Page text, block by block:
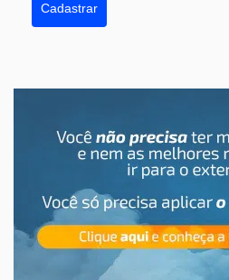
Cadastrar